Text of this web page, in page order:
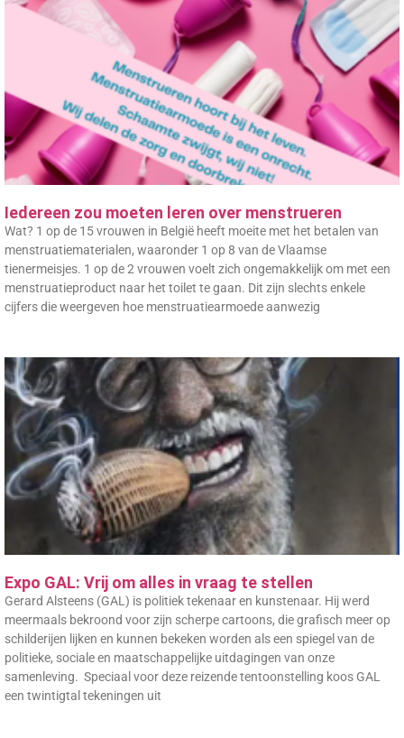
Iedereen zou moeten leren over menstrueren
Wat? 1 op de 15 vrouwen in België heeft moeite met het betalen van
menstruatiematerialen, waaronder 1 op 8 van de Vlaamse
tienermeisjes. 1 op de 2 vrouwen voelt zich ongemakkelijk om met een
menstruatieproduct naar het toilet te gaan. Dit zijn slechts enkele
cijfers die weergeven hoe menstruatiearmoede aanwezig
Expo GAL: Vrij om alles in vraag te stellen
Gerard Alsteens (GAL) is politiek tekenaar en kunstenaar. Hij werd
meermaals bekroond voor zijn scherpe cartoons, die grafisch meer op
schilderijen lijken en kunnen bekeken worden als een spiegel van de
politieke, sociale en maatschappelijke uitdagingen van onze
samenleving. Speciaal voor deze reizende tentoonstelling koos GAL
een twintigtal tekeningen uit